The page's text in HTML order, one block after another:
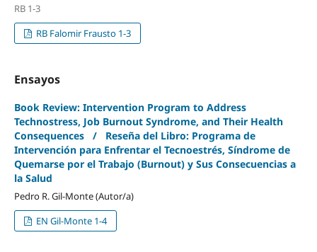
RB 1-3
RB Falomir Frausto 1-3
Ensayos
Book Review: Intervention Program to Address
Technostress, Job Burnout Syndrome, and Their Health
Consequences / Reseña del Libro: Programa de
Intervención para Enfrentar el Tecnoestrés, Síndrome de
Quemarse por el Trabajo (Burnout) y Sus Consecuencias a
la Salud
Pedro R. Gil-Monte (Autor/a)
EN Gil-Monte 1-4